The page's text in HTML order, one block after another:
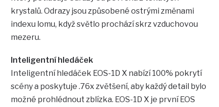
krystalů. Odrazy jsou způsobené ostrými změnami
indexu lomu, když světlo prochází skrz vzduchovou
mezeru.
Inteligentní hledáček
Inteligentní hledáček EOS-1D X nabízí 100% pokrytí
scény a poskytuje .76x zvětšení, aby každý detail bylo
možné prohlédnout zblízka. EOS-1D X je první EOS